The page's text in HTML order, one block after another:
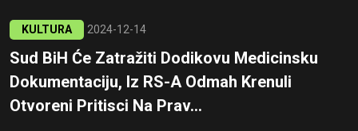
KULTURA 2024-12-14
Sud BiH Će Zatražiti Dodikovu Medicinsku
Dokumentaciju, Iz RS-A Odmah Krenuli
Otvoreni Pritisci Na Prav...